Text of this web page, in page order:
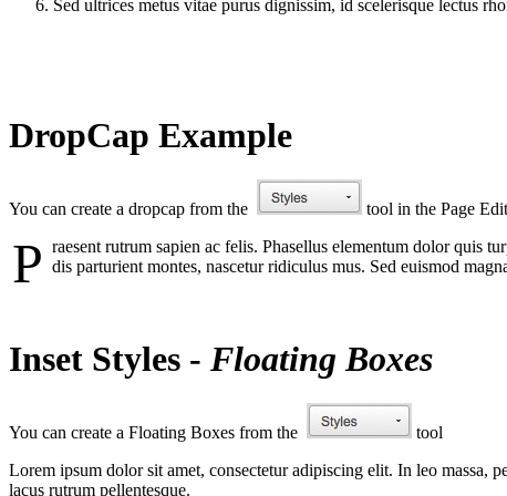
Sed ultrices metus vitae purus dignissim, id scelerisque lectus
DropCap Example
You can create a dropcap from the tool in the Page
P raesent rutrum sapien ac felis. Phasellus elementum dolor quis
dis parturient montes, nascetur ridiculus mus. Sed euismod
Inset Styles - Floating Boxes
You can create a Floating Boxes from the
tool
Lorem ipsum dolor sit amet, consectetur adipiscing elit. In leo massa,
lacus rutrum pellentesque.